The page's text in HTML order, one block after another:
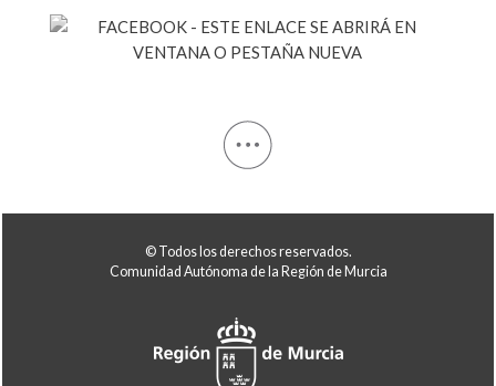
© Todos los derechos reservados.
Comunidad Autónoma de la Región de Murcia